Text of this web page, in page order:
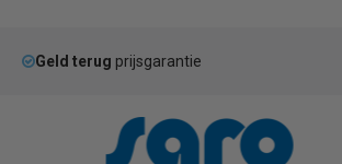
Geld terug prijsgarantie